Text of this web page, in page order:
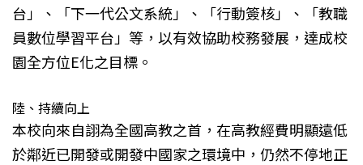
台」、「下一代公文系統」、「行動簽核」、「教職
員數位學習平台」等，以有效協助校務發展，達成校
園全方位E化之目標。
陸、持續向上
本校向來自詡為全國高教之首，在高教經費明顯遠低
於鄰近已開發或開發中國家之環境中，仍然不停地正